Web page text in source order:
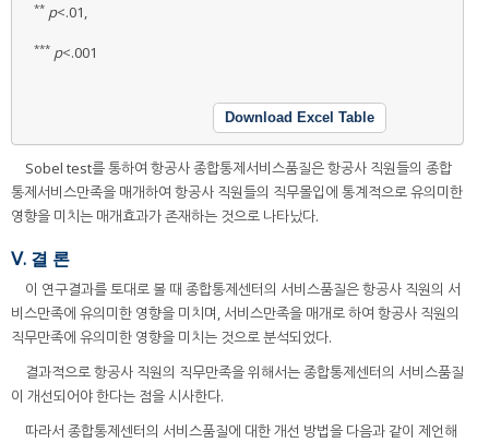
** p<.01,
*** p<.001
Download Excel Table
Sobel test를 통하여 항공사 종합통제서비스품질은 항공사 직원들의 종합
통제서비스만족을 매개하여 항공사 직원들의 직무몰입에 통계적으로 유의미한
영향을 미치는 매개효과가 존재하는 것으로 나타났다.
Ⅴ. 결 론
이 연구결과를 토대로 볼 때 종합통제센터의 서비스품질은 항공사 직원의 서
비스만족에 유의미한 영향을 미치며, 서비스만족을 매개로 하여 항공사 직원의
직무만족에 유의미한 영향을 미치는 것으로 분석되었다.
결과적으로 항공사 직원의 직무만족을 위해서는 종합통제센터의 서비스품질
이 개선되어야 한다는 점을 시사한다.
따라서 종합통제센터의 서비스품질에 대한 개선 방법을 다음과 같이 제언해